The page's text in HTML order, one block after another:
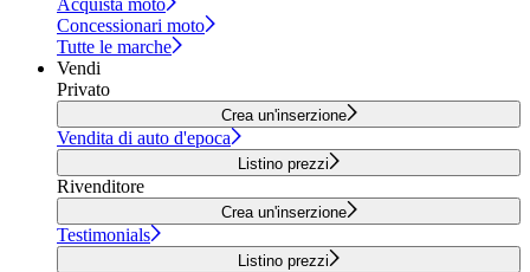
Acquista moto
Concessionari moto
Tutte le marche
Vendi
Privato
Crea un'inserzione
Vendita di auto d'epoca
Listino prezzi
Rivenditore
Crea un'inserzione
Testimonials
Listino prezzi